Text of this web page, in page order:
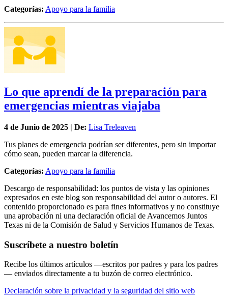
Categorías: Apoyo para la familia
Lo que aprendí de la preparación para
emergencias mientras viajaba
4 de Junio de 2025 | De: Lisa Treleaven
Tus planes de emergencia podrían ser diferentes, pero sin importar
cómo sean, pueden marcar la diferencia.
Categorías: Apoyo para la familia
Descargo de responsabilidad: los puntos de vista y las opiniones
expresados en este blog son responsabilidad del autor o autores. El
contenido proporcionado es para fines informativos y no constituye
una aprobación ni una declaración oficial de Avancemos Juntos
Texas ni de la Comisión de Salud y Servicios Humanos de Texas.
Suscríbete a nuestro boletín
Recibe los últimos artículos —escritos por padres y para los padres
— enviados directamente a tu buzón de correo electrónico.
Declaración sobre la privacidad y la seguridad del sitio web